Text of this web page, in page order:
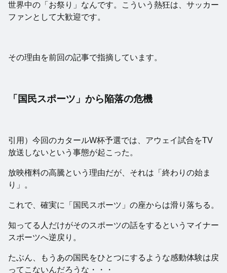
世界中の「お祭り」なんです。こういう熱狂は、サッカー
ファンとして大歓迎です。
その理由を前回の記事で指摘しています。
「国民スポーツ」から陥落の危機
引用）今回のカタールW杯予選では、アウェイ試合をTV
放送しないという事態が起こった。
放映権料の高騰という理由だが、それは「終わりの始ま
り」。
これで、確実に「国民スポーツ」の座からは滑り落ちる。
知ってる人だけがそのスポーツの話をするというマイナー
スポーツへ逆戻り。
たぶん、もうあの国民をひとつにするような感動体験は戻
ってこないんだろうな・・・